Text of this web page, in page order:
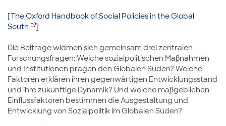
[The Oxford Handbook of Social Policies in the Global
South
]
Die Beiträge widmen sich gemeinsam drei zentralen
Forschungsfragen: Welche sozialpolitischen Maßnahmen
und Institutionen prägen den Globalen Süden? Welche
Faktoren erklären ihren gegenwärtigen Entwicklungsstand
und ihre zukünftige Dynamik? Und welche maßgeblichen
Einflussfaktoren bestimmen die Ausgestaltung und
Entwicklung von Sozialpolitik im Globalen Süden?